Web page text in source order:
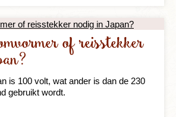
of reisstekker
is 100 volt, wat ander is dan de 230
gebruikt wordt.